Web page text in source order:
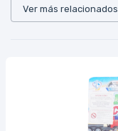
Ver más relacionados